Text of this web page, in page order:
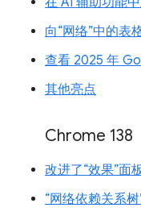
向“网络”中的表
查看 2025 年
其他亮点
Chrome 138
改进了“效果”面
“网络依赖关系